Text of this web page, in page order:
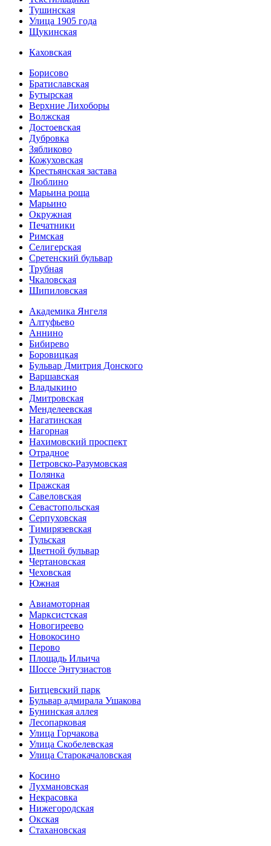
Тушинская
Улица 1905 года
Щукинская
Каховская
Борисово
Братиславская
Бутырская
Верхние Лихоборы
Волжская
Достоевская
Дубровка
Зябликово
Кожуховская
Крестьянская застава
Люблино
Марьина роща
Марьино
Окружная
Печатники
Римская
Селигерская
Сретенский бульвар
Трубная
Чкаловская
Шипиловская
Академика Янгеля
Алтуфьево
Аннино
Бибирево
Боровицкая
Бульвар Дмитрия Донского
Варшавская
Владыкино
Дмитровская
Менделеевская
Нагатинская
Нагорная
Нахимовский проспект
Отрадное
Петровско-Разумовская
Полянка
Пражская
Савеловская
Севасто­польская
Серпуховская
Тимирязевская
Тульская
Цветной бульвар
Чертановская
Чеховская
Южная
Авиамоторная
Марксистская
Новогиреево
Новокосино
Перово
Площадь Ильича
Шоссе Энтузиастов
Битцевский парк
Бульвар адмирала Ушакова
Бунинская аллея
Лесопарковая
Улица Горчакова
Улица Скобелевская
Улица Старокача­ловская
Косино
Лухмановская
Некрасовка
Нижегородская
Окская
Стахановская